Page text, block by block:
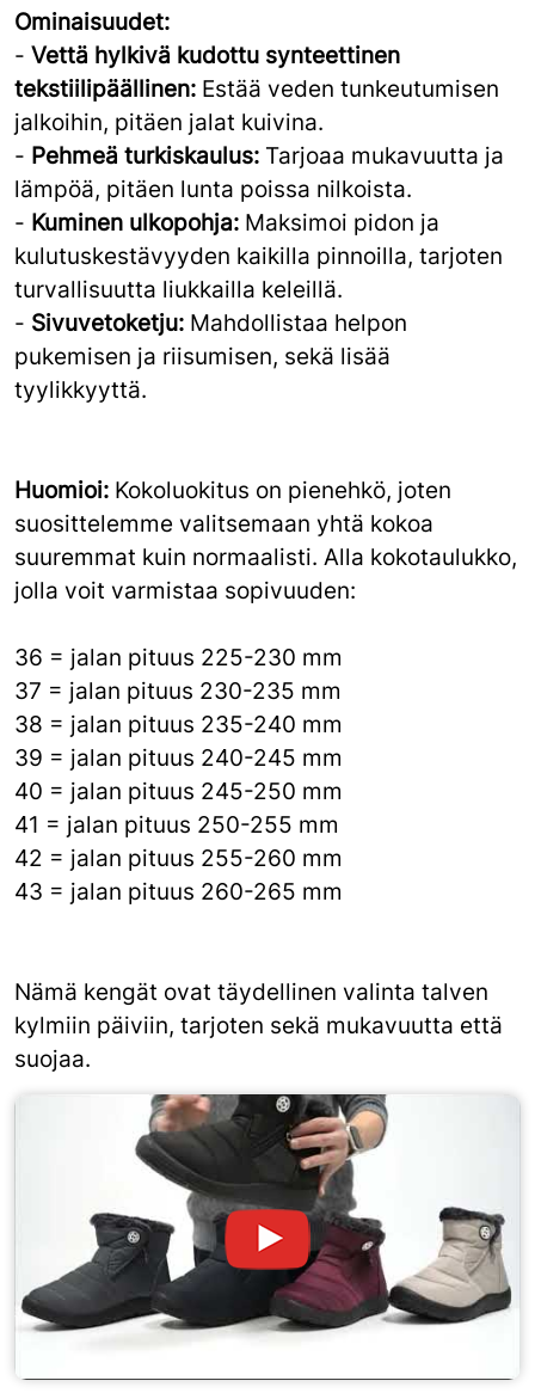
Ominaisuudet:
- Vettä hylkivä kudottu synteettinen
tekstiilipäällinen: Estää veden tunkeutumisen
jalkoihin, pitäen jalat kuivina.
- Pehmeä turkiskaulus: Tarjoaa mukavuutta ja
lämpöä, pitäen lunta poissa nilkoista.
- Kuminen ulkopohja: Maksimoi pidon ja
kulutuskestävyyden kaikilla pinnoilla, tarjoten
turvallisuutta liukkailla keleillä.
- Sivuvetoketju: Mahdollistaa helpon
pukemisen ja riisumisen, sekä lisää
tyylikkyyttä.
Huomioi: Kokoluokitus on pienehkö, joten
suosittelemme valitsemaan yhtä kokoa
suuremmat kuin normaalisti. Alla kokotaulukko,
jolla voit varmistaa sopivuuden:
36 = jalan pituus 225-230 mm
37 = jalan pituus 230-235 mm
38 = jalan pituus 235-240 mm
39 = jalan pituus 240-245 mm
40 = jalan pituus 245-250 mm
41 = jalan pituus 250-255 mm
42 = jalan pituus 255-260 mm
43 = jalan pituus 260-265 mm
Nämä kengät ovat täydellinen valinta talven
kylmiin päiviin, tarjoten sekä mukavuutta että
suojaa.